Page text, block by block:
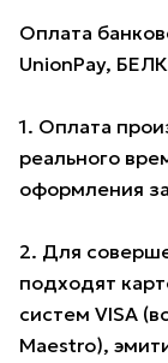
Оплата
UnionPay,
1. Оплата
реального
оформления
2. Для
подходят
систем VISA
Maestro),